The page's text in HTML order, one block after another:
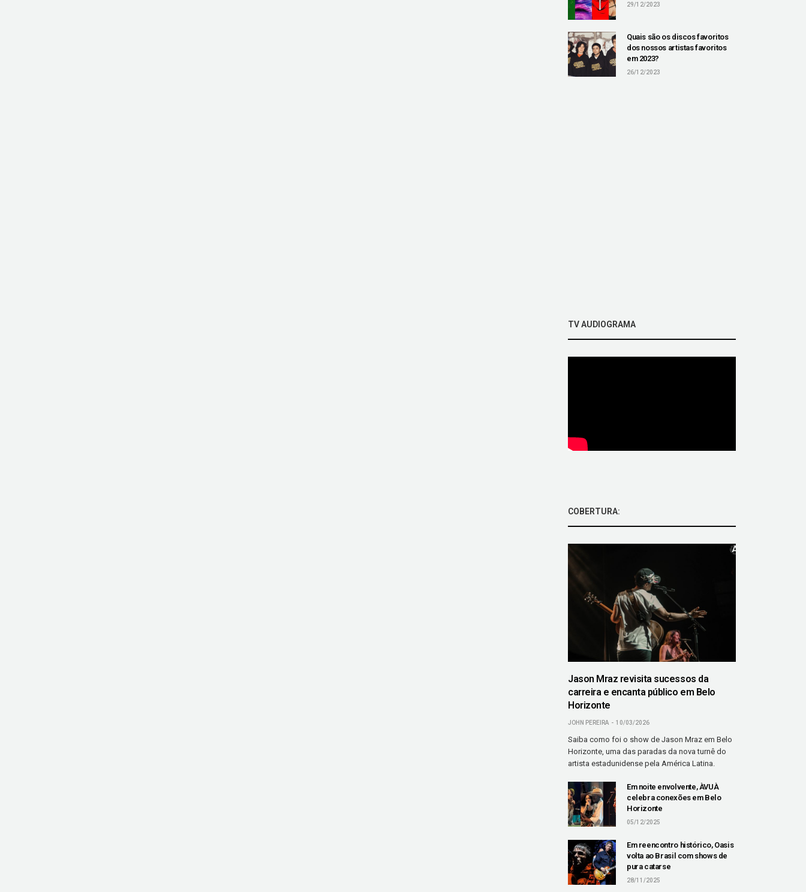
29/12/2023
Quais são os discos favoritos
dos nossos artistas favoritos
em 2023?
26/12/2023
TV AUDIOGRAMA
COBERTURA:
Jason Mraz revisita sucessos da
carreira e encanta público em Belo
Horizonte
JOHN PEREIRA 10/03/2026
Saiba como foi o show de Jason Mraz em Belo
Horizonte, uma das paradas da nova turnê do
artista estadunidense pela América Latina.
Em noite envolvente, ÀVUÀ
celebra conexões em Belo
Horizonte
05/12/2025
Em reencontro histórico, Oasis
volta ao Brasil com shows de
pura catarse
28/11/2025